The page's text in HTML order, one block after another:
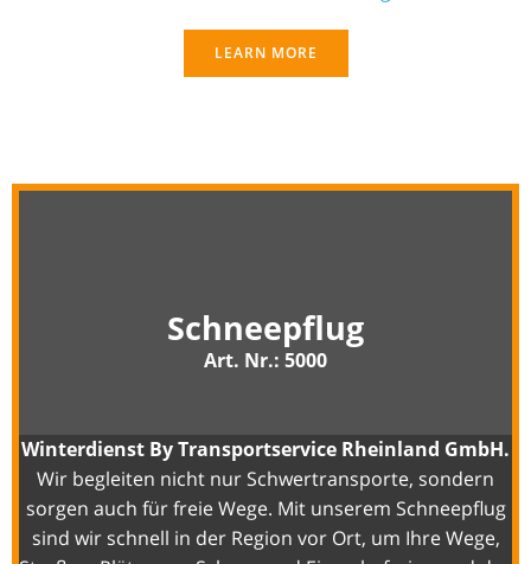
LEARN MORE
Schneepflug
Art. Nr.: 5000
Winterdienst By Transportservice Rheinland GmbH.
Wir begleiten nicht nur Schwertransporte, sondern
sorgen auch für freie Wege. Mit unserem Schneepflug
sind wir schnell in der Region vor Ort, um Ihre Wege,